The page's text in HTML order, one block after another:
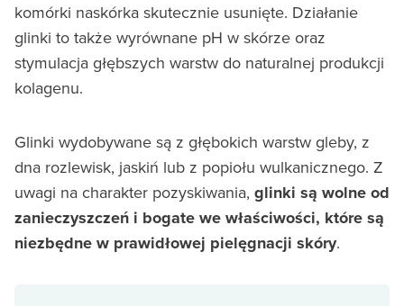
komórki naskórka skutecznie usunięte. Działanie
glinki to także wyrównane pH w skórze oraz
stymulacja głębszych warstw do naturalnej produkcji
kolagenu.
Glinki wydobywane są z głębokich warstw gleby, z
dna rozlewisk, jaskiń lub z popiołu wulkanicznego. Z
uwagi na charakter pozyskiwania, glinki są wolne od
zanieczyszczeń i bogate we właściwości, które są
niezbędne w prawidłowej pielęgnacji skóry.